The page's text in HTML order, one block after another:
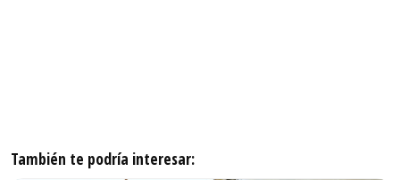
También te podría interesar: